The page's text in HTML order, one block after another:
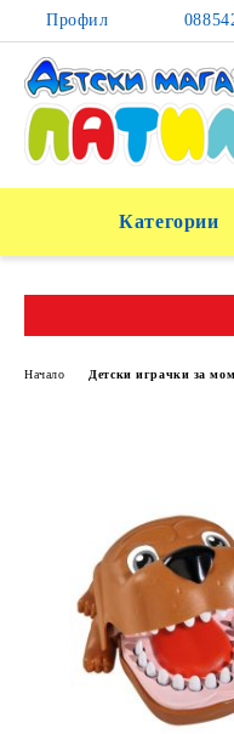
Профил
Категории
Начало Детски играчки за